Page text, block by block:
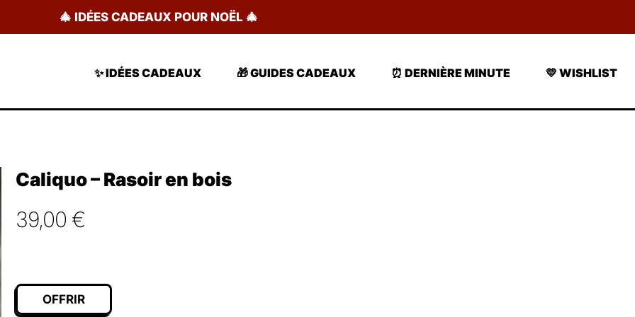
🎄 IDÉES CADEAUX POUR NOËL 🎄
✨ IDÉES CADEAUX 🎁 GUIDES CADEAUX ⏰ DERNIÈRE MINUTE 💛 WISHLIST
Caliquo – Rasoir en bois
39,00 €
OFFRIR